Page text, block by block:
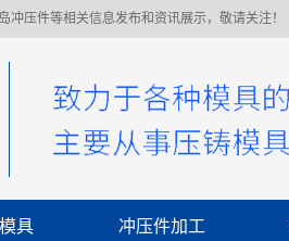
冲压件等相关信息发布和资讯展示，敬请关注！
具 冲压件加工